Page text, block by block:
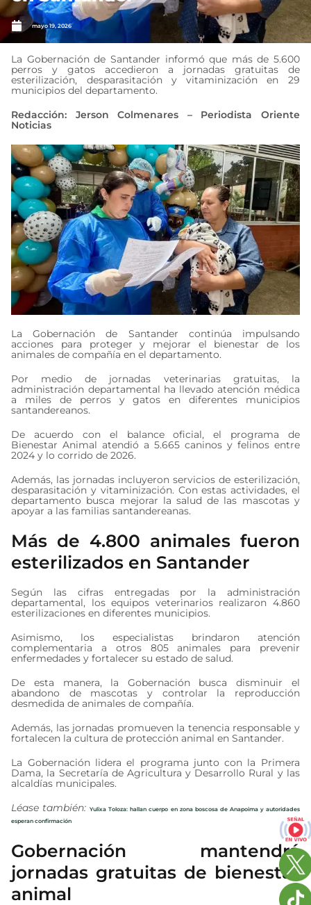
mayo 19, 2026
La Gobernación de Santander informó que más de 5.600
perros y gatos accedieron a jornadas gratuitas de
esterilización, desparasitación y vitaminización en 29
municipios del departamento.
Redacción: Jerson Colmenares – Periodista Oriente
Noticias
La Gobernación de Santander continúa impulsando
acciones para proteger y mejorar el bienestar de los
animales de compañía en el departamento.
Por medio de jornadas veterinarias gratuitas, la
administración departamental ha llevado atención médica
a miles de perros y gatos en diferentes municipios
santandereanos.
De acuerdo con el balance oficial, el programa de
Bienestar Animal atendió a 5.665 caninos y felinos entre
2024 y lo corrido de 2026.
Además, las jornadas incluyeron servicios de esterilización,
desparasitación y vitaminización. Con estas actividades, el
departamento busca mejorar la salud de las mascotas y
apoyar a las familias santandereanas.
Más de 4.800 animales fueron
esterilizados en Santander
Según las cifras entregadas por la administración
departamental, los equipos veterinarios realizaron 4.860
esterilizaciones en diferentes municipios.
Asimismo, los especialistas brindaron atención
complementaria a otros 805 animales para prevenir
enfermedades y fortalecer su estado de salud.
De esta manera, la Gobernación busca disminuir el
abandono de mascotas y controlar la reproducción
desmedida de animales de compañía.
Además, las jornadas promueven la tenencia responsable y
fortalecen la cultura de protección animal en Santander.
La Gobernación lidera el programa junto con la Primera
Dama, la Secretaría de Agricultura y Desarrollo Rural y las
alcaldías municipales.
Léase también:Yulixa Toloza: hallan cuerpo en zona boscosa de Anapoima y autoridades
esperan confirmación
Gobernación mantendrá
jornadas gratuitas de bienestar
animal